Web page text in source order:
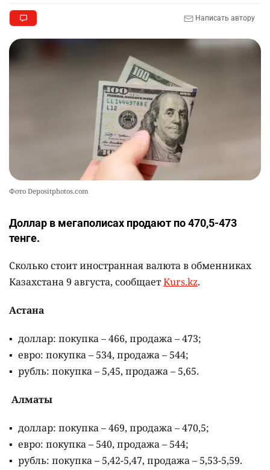
Жителя Костанайской области осудили за
установку Sim-Box
0 25
Написать автору
Фото Depositphotos.com
Доллар в мегаполисах продают по 470,5-473
тенге.
Сколько стоит иностранная валюта в обменниках
Казахстана 9 августа, сообщаетKurs.kz.
Астана
доллар: покупка – 466, продажа – 473;
евро: покупка – 534, продажа – 544;
рубль: покупка – 5,45, продажа – 5,65.
Алматы
доллар: покупка – 469, продажа – 470,5;
евро: покупка – 540, продажа – 544;
рубль: покупка – 5,42-5,47, продажа – 5,53-5,59.